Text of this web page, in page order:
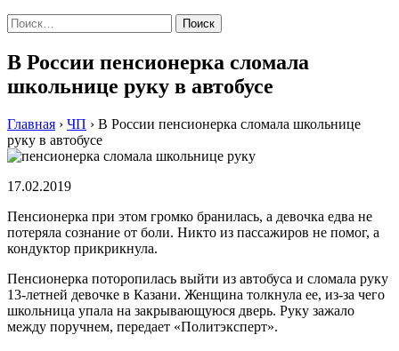
Найти:
В России пенсионерка сломала
школьнице руку в автобусе
Главная › ЧП › В России пенсионерка сломала школьнице
руку в автобусе
17.02.2019
Пенсионерка при этом громко бранилась, а девочка едва не
потеряла сознание от боли. Никто из пассажиров не помог, а
кондуктор прикрикнула.
Пенсионерка поторопилась выйти из автобуса и сломала руку
13-летней девочке в Казани. Женщина толкнула ее, из-за чего
школьница упала на закрывающуюся дверь. Руку зажало
между поручнем, передает «Политэксперт».